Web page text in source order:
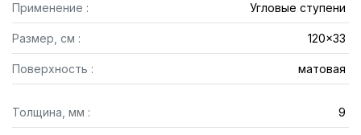
Применение : Угловые ступени
Размер, см : 120x33
Поверхность : матовая
Толщина, мм : 9